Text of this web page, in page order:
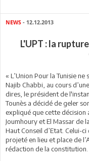
NEWS - 12.12.2013
L'UPT : la
« L’Union Pour la Tunisie
Najib Chabbi, au cours
dires, le président de
Tounès a décidé de geler
expliqué que cette décision
Joumhoury et El Massar de
Haut Conseil d’Etat. Celui-
projeté en lieu et place de
rédaction de la constitution.